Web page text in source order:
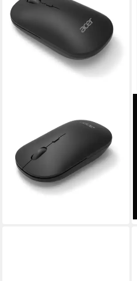
Dual Mode Maus AMR130
1600 DPI, Wireless Maus
ab 29,06 €
leider ausverkauft